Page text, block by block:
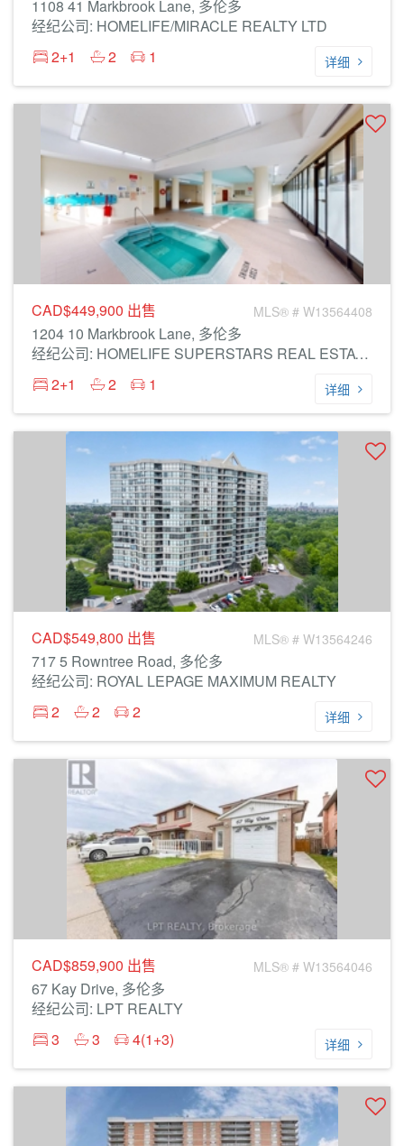
1108 41 Markbrook Lane, 多伦多
经纪公司: HOMELIFE/MIRACLE REALTY LTD
2+1
2 1 详细
CAD$449,900 出售 MLS® # W13564408
1204 10 Markbrook Lane, 多伦多
经纪公司: HOMELIFE SUPERSTARS REAL ESTATE LIMITED
2+1
2 1 详细
CAD$549,800 出售 MLS® # W13564246
717 5 Rowntree Road, 多伦多
经纪公司: ROYAL LEPAGE MAXIMUM REALTY
2
2 2 详细
CAD$859,900 出售 MLS® # W13564046
67 Kay Drive, 多伦多
经纪公司: LPT REALTY
3
3 4(1+3) 详细